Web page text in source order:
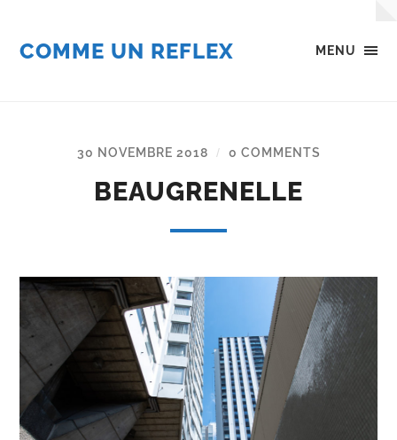
MENU
COMME UN REFLEX
30 NOVEMBRE 2018 / 0 COMMENTS
BEAUGRENELLE